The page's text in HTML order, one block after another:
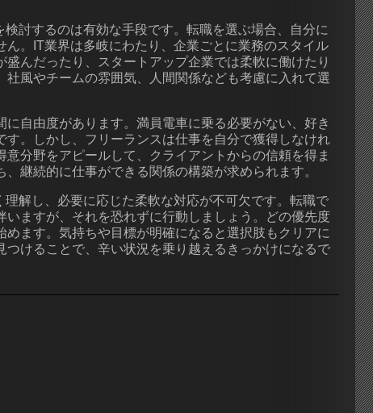
討するのは有効な手段です。転職を選ぶ場合、自分に
。IT業界は多岐にわたり、企業ごとに業務のスタイル
んだったり、スタートアップ企業では柔軟に働けたり
風やチームの雰囲気、人間関係なども考慮に入れて選
自由度があります。満員電車に乗る必要がない、好き
。しかし、フリーランスは仕事を自分で獲得しなけれ
分野をアピールして、クライアントからの信頼を得ま
継続的に仕事ができる関係の構築が求められます。
解し、必要に応じた柔軟な対応が不可欠です。転職で
ますが、それを恐れずに行動しましょう。どの優先度
ます。気持ちや目標が明確になると選択肢もクリアに
けることで、辛い状況を乗り越えるきっかけになるで